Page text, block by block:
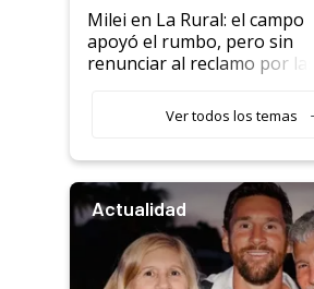
Milei en La Rural: el campo
apoyó el rumbo, pero sin
renunciar al reclamo por las
Ver todos los temas
Actualidad